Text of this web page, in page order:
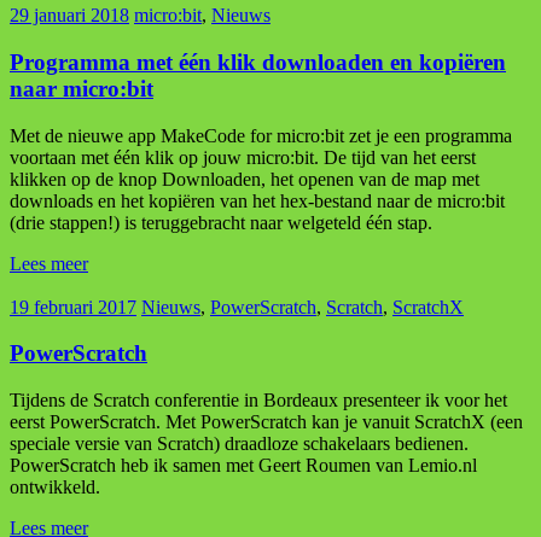
29 januari 2018 micro:bit, Nieuws
Programma met één klik downloaden en kopiëren
naar micro:bit
Met de nieuwe app MakeCode for micro:bit zet je een programma
voortaan met één klik op jouw micro:bit. De tijd van het eerst
klikken op de knop Downloaden, het openen van de map met
downloads en het kopiëren van het hex-bestand naar de micro:bit
(drie stappen!) is teruggebracht naar welgeteld één stap.
Lees meer
19 februari 2017 Nieuws, PowerScratch, Scratch, ScratchX
PowerScratch
Tijdens de Scratch conferentie in Bordeaux presenteer ik voor het
eerst PowerScratch. Met PowerScratch kan je vanuit ScratchX (een
speciale versie van Scratch) draadloze schakelaars bedienen.
PowerScratch heb ik samen met Geert Roumen van Lemio.nl
ontwikkeld.
Lees meer